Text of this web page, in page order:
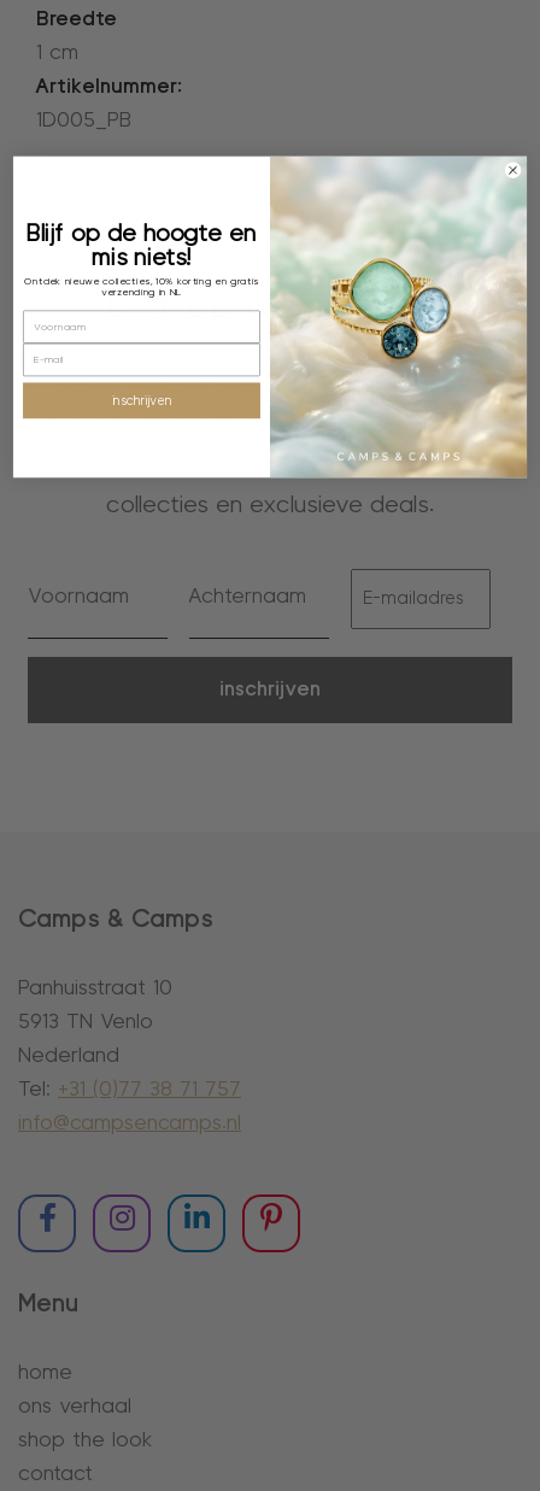
Breedte
1 cm
Artikelnummer:
1D005_PB
Blijf op de hoogte
Schrijf je nu in voor onze nieuwsbrief, je
ontvangt 10% korting, gratis verzending en je
bent als eerste op de hoogte van nieuwe
collecties en exclusieve deals.
inschrijven
Camps & Camps
Panhuisstraat 10
5913 TN Venlo
Nederland
Tel: +31 (0)77 38 71 757
info@campsencamps.nl
Menu
home
ons verhaal
shop the look
contact
Blijf op de hoogte en
mis niets!
Ontdek nieuwe collecties, 10% korting en gratis
verzending in NL
inschrijven